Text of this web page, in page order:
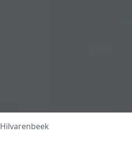
Hilvarenbeek